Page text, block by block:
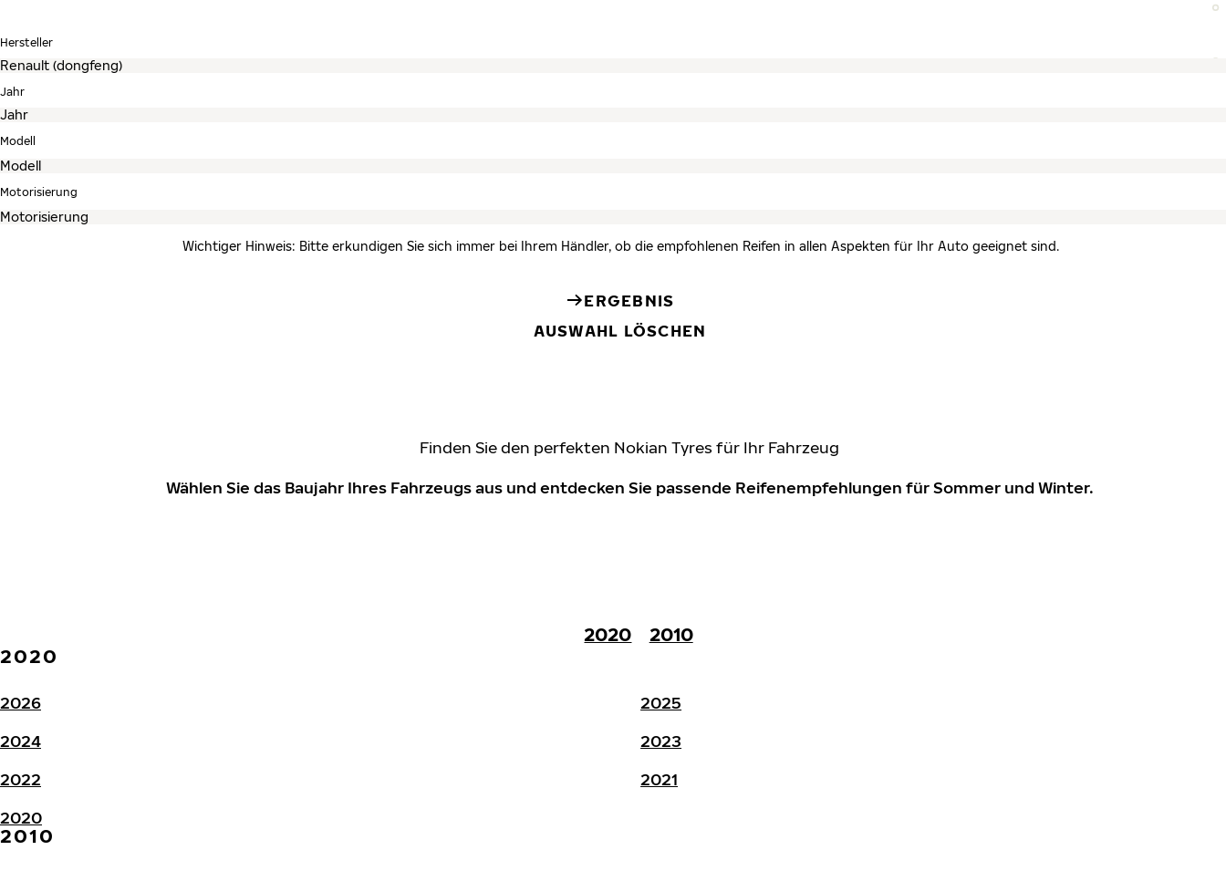
Hersteller
Jahr
Modell
Motorisierung
Wichtiger Hinweis: Bitte erkundigen Sie sich immer bei Ihrem Händler, ob die empfohlenen Reifen in allen Aspekten für Ihr Auto geeignet sind.
ERGEBNIS
AUSWAHL LÖSCHEN
Finden Sie den perfekten Nokian Tyres für Ihr Fahrzeug
Wählen Sie das Baujahr Ihres Fahrzeugs aus und entdecken Sie passende Reifenempfehlungen für Sommer und Winter.
2020
2010
2020
2026
2025
2024
2023
2022
2021
2020
2010